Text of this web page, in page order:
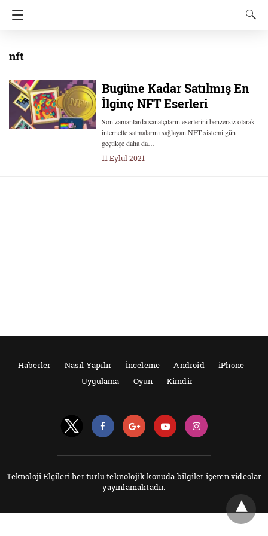
nft
Bugüne Kadar Satılmış En
İlginç NFT Eserleri
Son zamanlarda sanatçıların eserlerini benzersiz olarak
internette satmalarını sağlayan NFT sistemi gün
geçtikçe daha da…
11 Eylül 2021
Haberler Nasıl Yapılır İnceleme Android
iPhone
Uygulama
Oyun Kimdir
Teknoloji Elçileri her türlü teknolojik konuda bilgiler içeren videolar
yayınlamaktadır.